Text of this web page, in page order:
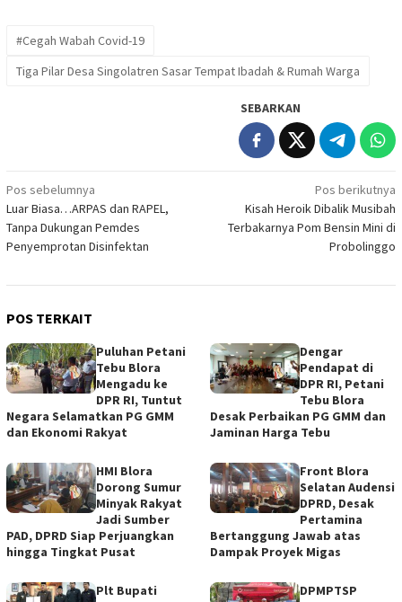
#Cegah Wabah Covid-19
Tiga Pilar Desa Singolatren Sasar Tempat Ibadah & Rumah Warga
SEBARKAN
Navigasi
pos
Pos sebelumnya
Luar Biasa…ARPAS dan RAPEL,
Tanpa Dukungan Pemdes
Penyemprotan Disinfektan
Pos berikutnya
Kisah Heroik Dibalik Musibah
Terbakarnya Pom Bensin Mini di
Probolinggo
POS TERKAIT
Puluhan Petani
Tebu Blora
Mengadu ke
DPR RI, Tuntut
Negara Selamatkan PG GMM
dan Ekonomi Rakyat
Dengar
Pendapat di
DPR RI, Petani
Tebu Blora
Desak Perbaikan PG GMM dan
Jaminan Harga Tebu
HMI Blora
Dorong Sumur
Minyak Rakyat
Jadi Sumber
PAD, DPRD Siap Perjuangkan
hingga Tingkat Pusat
Front Blora
Selatan Audensi
DPRD, Desak
Pertamina
Bertanggung Jawab atas
Dampak Proyek Migas
Plt Bupati
DPMPTSP